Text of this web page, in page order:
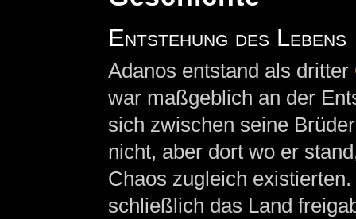
Entstehung des Lebens
Adanos entstand als dritter
war maßgeblich an der
sich zwischen seine
nicht, aber dort wo er
Chaos zugleich
schließlich das Land